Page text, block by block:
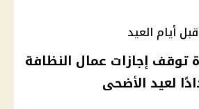
أيام العيد
توقف إجازات عمال النظافة
لعيد الأضحى